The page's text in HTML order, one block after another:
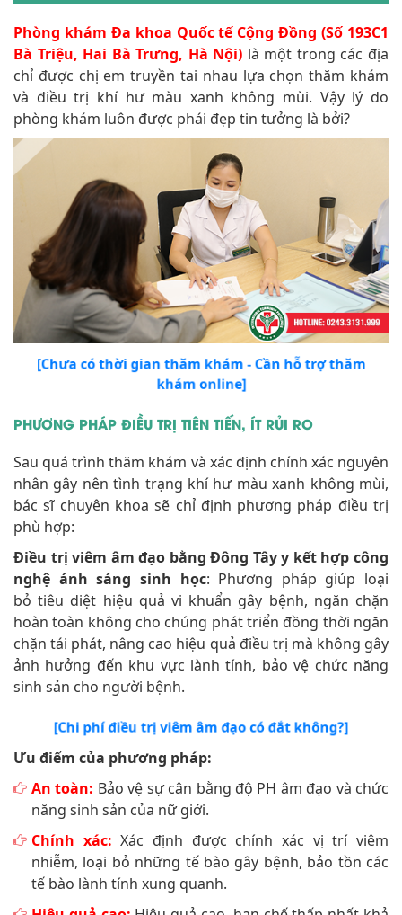
Phòng khám Đa khoa Quốc tế Cộng Đồng (Số 193C1
Bà Triệu, Hai Bà Trưng, Hà Nội) là một trong các địa
chỉ được chị em truyền tai nhau lựa chọn thăm khám
và điều trị khí hư màu xanh không mùi. Vậy lý do
phòng khám luôn được phái đẹp tin tưởng là bởi?
[Chưa có thời gian thăm khám - Cần hỗ trợ thăm
khám online]
PHƯƠNG PHÁP ĐIỀU TRỊ TIÊN TIẾN, ÍT RỦI RO
Sau quá trình thăm khám và xác định chính xác nguyên
nhân gây nên tình trạng khí hư màu xanh không mùi,
bác sĩ chuyên khoa sẽ chỉ định phương pháp điều trị
phù hợp:
Điều trị viêm âm đạo bằng Đông Tây y kết hợp công
nghệ ánh sáng sinh học: Phương pháp giúp loại
bỏ tiêu diệt hiệu quả vi khuẩn gây bệnh, ngăn chặn
hoàn toàn không cho chúng phát triển đồng thời ngăn
chặn tái phát, nâng cao hiệu quả điều trị mà không gây
ảnh hưởng đến khu vực lành tính, bảo vệ chức năng
sinh sản cho người bệnh.
[Chi phí điều trị viêm âm đạo có đắt không?]
Ưu điểm của phương pháp:
An toàn: Bảo vệ sự cân bằng độ PH âm đạo và chức
năng sinh sản của nữ giới.
Chính xác:Xác định được chính xác vị trí viêm
nhiễm, loại bỏ những tế bào gây bệnh, bảo tồn các
tế bào lành tính xung quanh.